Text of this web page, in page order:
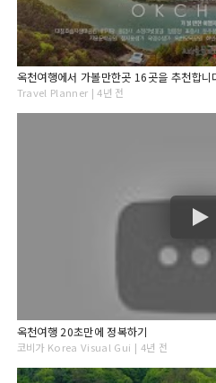
옥천여행에서 가볼만한곳 16곳을 추천합
Travel Planner | 4년 전
옥천여행 20초만에 정복하기
코비가 Korea Visual Gui | 4년 전